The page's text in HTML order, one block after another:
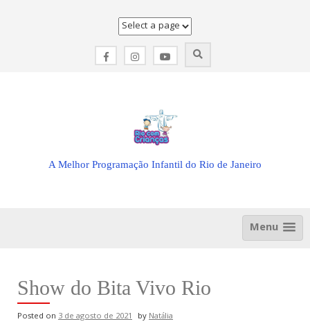
A Melhor Programação Infantil do Rio de Janeiro
Menu
Show do Bita Vivo Rio
Posted on 3 de agosto de 2021 byNatália